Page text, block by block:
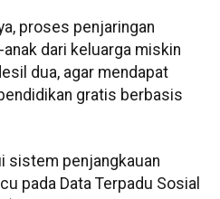
proses penjaringan
dari keluarga miskin
dua, agar mendapat
gratis berbasis
sistem penjangkauan
pada Data Terpadu Sosial